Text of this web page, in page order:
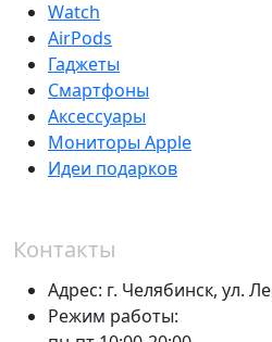
Watch
AirPods
Гаджеты
Смартфоны
Аксессуары
Мониторы Apple
Идеи подарков
Контакты
Адрес: г. Челябинск, ул.
Режим работы: